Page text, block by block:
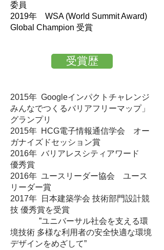
委員
​2019年 WSA (World Summit Award)
Global Champion 受賞
受賞歴
2015年 Googleインパクトチャレンジ
みんなでつくるバリアフリーマップ」
グランプリ​
2015年 HCG電子情報通信学会 オー
ガナイズドセッション賞
2016年 バリアレスシティアワード
優秀賞​
2016年 ユースリーダー協会 ユース
リーダー賞​
2017年 日本建築学会 技術部門設計競
技 優秀賞を受賞
”ユニバーサル社会を支える環
境技術 多様な利用者の安全快適な環境
デザインをめざして”